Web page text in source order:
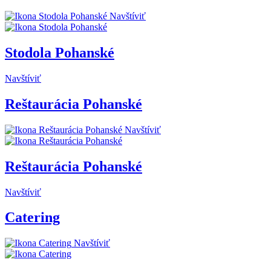
Navštíviť
Stodola Pohanské
Navštíviť
Reštaurácia Pohanské
Navštíviť
Reštaurácia Pohanské
Navštíviť
Catering
Navštíviť